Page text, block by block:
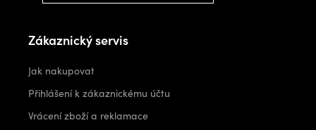
Zákaznický servis
Jak nakupovat
Přihlášení k zákaznickému účtu
Vrácení zboží a reklamace